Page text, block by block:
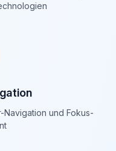
Navigation und Fokus-